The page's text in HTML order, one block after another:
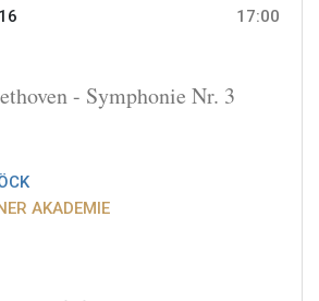
17:00
- Symphonie Nr. 3
AKADEMIE